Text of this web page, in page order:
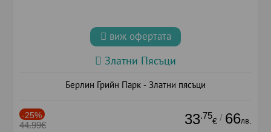
виж офертата
Златни Пясъци
Берлин Грийн Парк - Златни пясъци
-25%
44.99€ 33.75
€ / 66лв.